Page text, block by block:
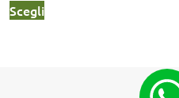
Scegli